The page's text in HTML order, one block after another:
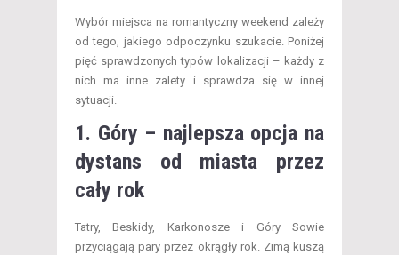
Wybór miejsca na romantyczny weekend zależy
od tego, jakiego odpoczynku szukacie. Poniżej
pięć sprawdzonych typów lokalizacji – każdy z
nich ma inne zalety i sprawdza się w innej
sytuacji.
1. Góry – najlepsza opcja na
dystans od miasta przez
cały rok
Tatry, Beskidy, Karkonosze i Góry Sowie
przyciągają pary przez okrągły rok. Zimą kuszą